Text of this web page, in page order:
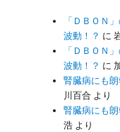
「ＤＢＯＮ
波動！？ に
「ＤＢＯＮ
波動！？ に
腎臓病にも
川百合 より
腎臓病にも
浩 より